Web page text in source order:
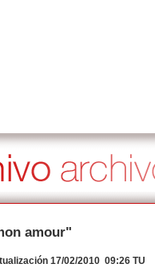
amour"
17/02/2010 09:26 TU